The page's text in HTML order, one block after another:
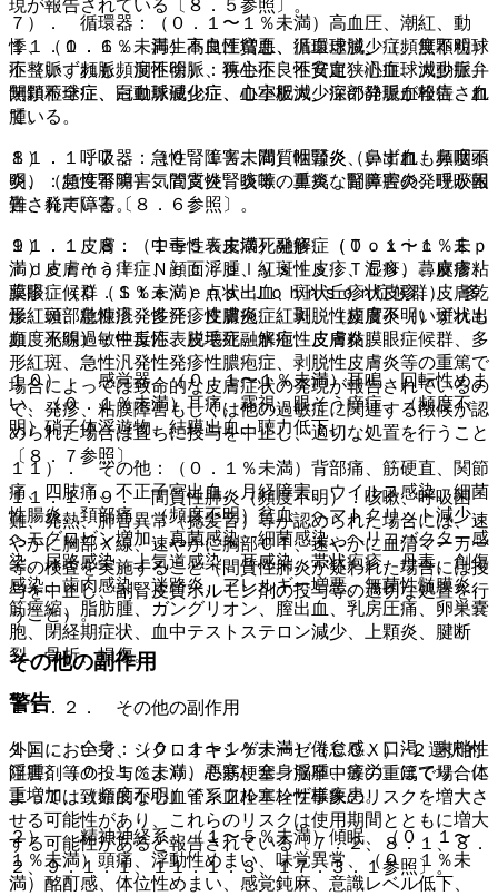
７）． 循環器：（０．１〜１％未満）高血圧、潮紅、動
悸、（０．１％未満）高血圧増悪、循環虚脱、（頻度不明）
不整脈、頻脈、洞性徐脈、狭心症、不安定狭心症、大動脈弁
閉鎖不全症、冠動脈硬化症、心室肥大、深部静脈血栓症、血
腫。
８）． 呼吸器：（０．１％未満）咽頭炎、鼻出血、鼻咽頭
炎、（頻度不明）気管支炎、咳嗽、鼻炎、副鼻腔炎、呼吸困
難、発声障害。
９）． 皮膚：（１〜５％未満）発疹、（０．１〜１％未
満）皮膚そう痒症、顔面浮腫、紅斑性皮疹、湿疹、蕁麻疹、
薬疹、（０．１％未満）点状出血、斑状丘疹状皮疹、皮膚乾
燥、頭部粃糠疹、多汗、皮膚炎、紅斑、（頻度不明）斑状出
血、光線過敏性反応、脱毛症、水疱性皮膚炎。
１０）． 感覚器：（０．１〜１％未満）耳鳴、回転性めま
い、（０．１％未満）耳痛、霧視、眼そう痒症、（頻度不
明）硝子体浮遊物、結膜出血、聴力低下。
１１）． その他：（０．１％未満）背部痛、筋硬直、関節
痛、四肢痛、不正子宮出血、月経障害、ウイルス感染、細菌
性腸炎、頚部痛、（頻度不明）貧血、ヘマトクリット減少、
ヘモグロビン増加、真菌感染、細菌感染、ヘリコバクター感
染、尿路感染、上気道感染、耳感染、帯状疱疹、丹毒、創傷
感染、歯肉感染、迷路炎、アレルギー増悪、無菌性髄膜炎、
筋痙縮、脂肪腫、ガングリオン、膣出血、乳房圧痛、卵巣嚢
胞、閉経期症状、血中テストステロン減少、上顆炎、腱断
裂、骨折、損傷。
警告
外国において、シクロオキシゲナーゼ（ＣＯＸ）−２選択的
阻害剤等の投与により、心筋梗塞、脳卒中等の重篤で場合に
よっては致命的な心血管系血栓塞栓性事象のリスクを増大さ
せる可能性があり、これらのリスクは使用期間とともに増大
する可能性があると報告されている〔７．２、８．１、８．
２、９．１．１、１１．１．３、１７．３．１参照〕。
現が報告されている〔８．５参照〕。
１１．１．６． 再生不良性貧血、汎血球減少症、無顆粒球
症（いずれも頻度不明）：再生不良性貧血、汎血球減少症、
無顆粒球症、白血球減少症、血小板減少症の発現が報告され
ている。
１１．１．７． 急性腎障害、間質性腎炎（いずれも頻度不
明）：急性腎障害、間質性腎炎等の重篤な腎障害の発現が報
告されている〔８．６参照〕。
１１．１．８． 中毒性表皮壊死融解症（Ｔｏｘｉｃ Ｅｐ
ｉｄｅｒｍａｌ Ｎｅｃｒｏｌｙｓｉｓ：ＴＥＮ）、皮膚粘
膜眼症候群（Ｓｔｅｖｅｎｓ−Ｊｏｈｎｓｏｎ症候群）、多
形紅斑、急性汎発性発疹性膿疱症、剥脱性皮膚炎（いずれも
頻度不明）：中毒性表皮壊死融解症、皮膚粘膜眼症候群、多
形紅斑、急性汎発性発疹性膿疱症、剥脱性皮膚炎等の重篤で
場合によっては致命的な皮膚症状の発現が報告されているの
で、発疹、粘膜障害もしくは他の過敏症に関連する徴候が認
められた場合は直ちに投与を中止し、適切な処置を行うこと
〔８．７参照〕。
１１．１．９． 間質性肺炎（頻度不明）：咳嗽、呼吸困
難、発熱、肺音異常（捻髪音）等が認められた場合には、速
やかに胸部Ｘ線、速やかに胸部ＣＴ、速やかに血清マーカー
等の検査を実施すること（間質性肺炎が疑われた場合には投
与を中止し、副腎皮質ホルモン剤の投与等の適切な処置を行
うこと）。
その他の副作用
１１．２． その他の副作用
１）． 全身：（０．１〜１％未満）倦怠感、口渇、末梢性
浮腫、（０．１％未満）悪寒、全身浮腫、疲労、ほてり、体
重増加、（頻度不明）インフルエンザ様疾患。
２）． 精神神経系：（１〜５％未満）傾眠、（０．１〜
１％未満）頭痛、浮動性めまい、味覚異常、（０．１％未
満）酩酊感、体位性めまい、感覚鈍麻、意識レベル低下、